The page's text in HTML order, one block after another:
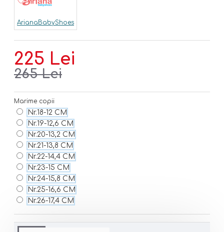
225 Lei
265 Lei
ArianaBabyShoes
Marime copii
Nr.18-12 CM
Nr.19-12,6 CM
Nr.20-13,2 CM
Nr.21-13,8 CM
Nr.22-14,4 CM
Nr.23-15 CM
Nr.24-15,8 CM
Nr.25-16,6 CM
Nr.26-17,4 CM